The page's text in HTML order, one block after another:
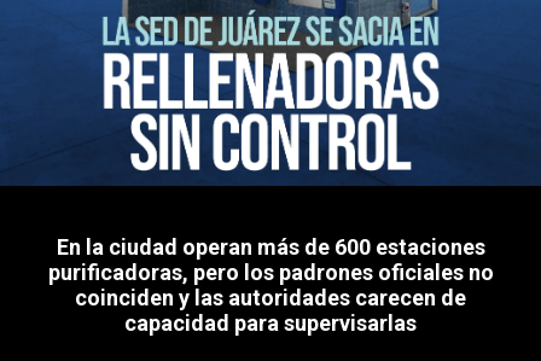
En la ciudad operan más de 600 estaciones
purificadoras, pero los padrones oficiales no
coinciden y las autoridades carecen de
capacidad para supervisarlas